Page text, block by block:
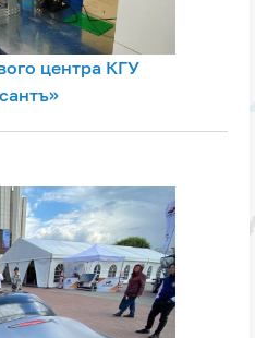
центра КГУ